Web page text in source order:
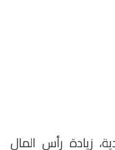
زيادة رأس المال